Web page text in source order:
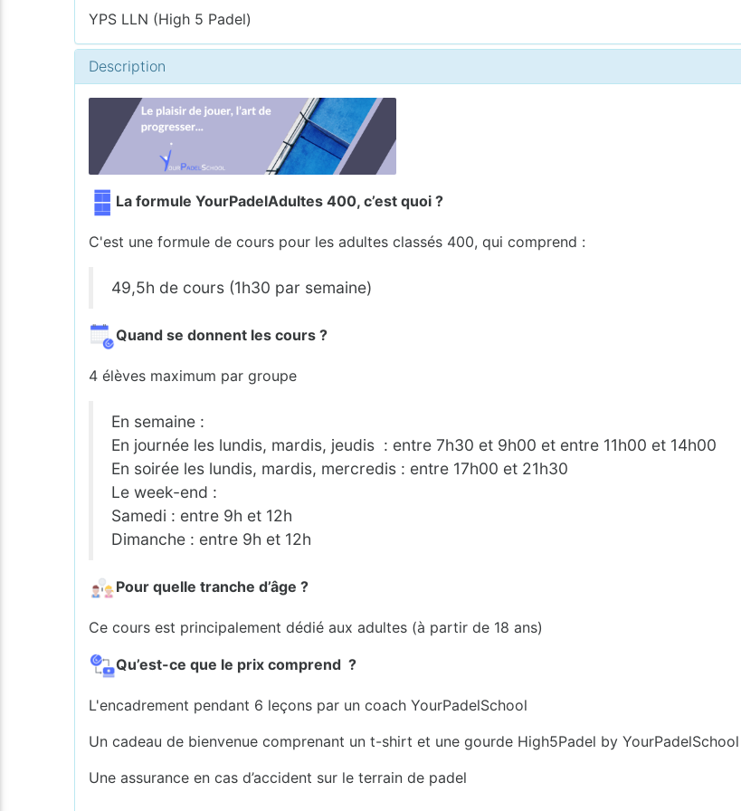
YPS LLN (High 5 Padel)
Description
La formule YourPadelAdultes 400, c’est quoi ?
C'est une formule de cours pour les adultes classés 400, qui comprend :
49,5h de cours (1h30 par semaine)
Quand se donnent les cours ?
4 élèves maximum par groupe
En semaine :
En journée les lundis, mardis, jeudis : entre 7h30 et 9h00 et entre 11h00 et 14h00
En soirée les lundis, mardis, mercredis : entre 17h00 et 21h30
Le week-end :
Samedi : entre 9h et 12h
Dimanche : entre 9h et 12h
Pour quelle tranche d’âge ?
Ce cours est principalement dédié aux adultes (à partir de 18 ans)
Qu’est-ce que le prix comprend ?
L'encadrement pendant 6 leçons par un coach YourPadelSchool
Un cadeau de bienvenue comprenant un t-shirt et une gourde High5Padel by YourPadelSchool
Une assurance en cas d’accident sur le terrain de padel